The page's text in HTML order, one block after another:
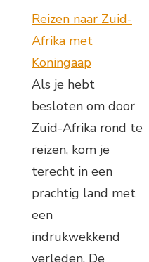
Reizen naar Zuid-
Afrika met
Koningaap
Als je hebt
besloten om door
Zuid-Afrika rond te
reizen, kom je
terecht in een
prachtig land met
een
indrukwekkend
verleden. De